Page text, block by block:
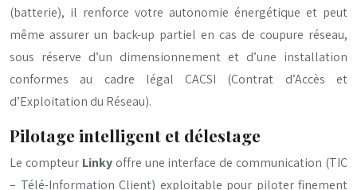
(batterie), il renforce votre autonomie énergétique et peut
même assurer un back-up partiel en cas de coupure réseau,
sous réserve d’un dimensionnement et d’une installation
conformes au cadre légal CACSI (Contrat d’Accès et
d’Exploitation du Réseau).
Pilotage intelligent et délestage
Le compteur Linkyoffre une interface de communication (TIC
– Télé-Information Client) exploitable pour piloter finement